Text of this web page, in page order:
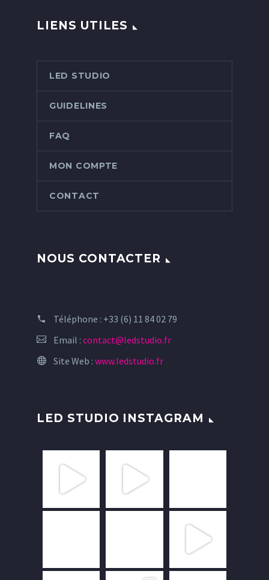
LIENS UTILES
LED STUDIO
GUIDELINES
FAQ
MON COMPTE
CONTACT
NOUS CONTACTER
Téléphone : +33 (6) 11 84 02 79
Email : contact@ledstudio.fr
Site Web : www.ledstudio.fr
LED STUDIO INSTAGRAM